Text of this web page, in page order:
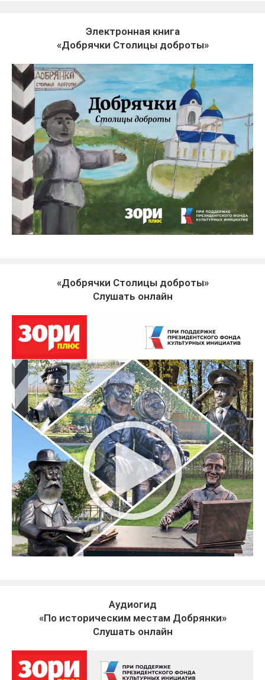
Электронная книга
«Добрячки Столицы доброты»
«Добрячки Столицы доброты»
Слушать онлайн
Аудиогид
«По историческим местам Добрянки»
Слушать онлайн